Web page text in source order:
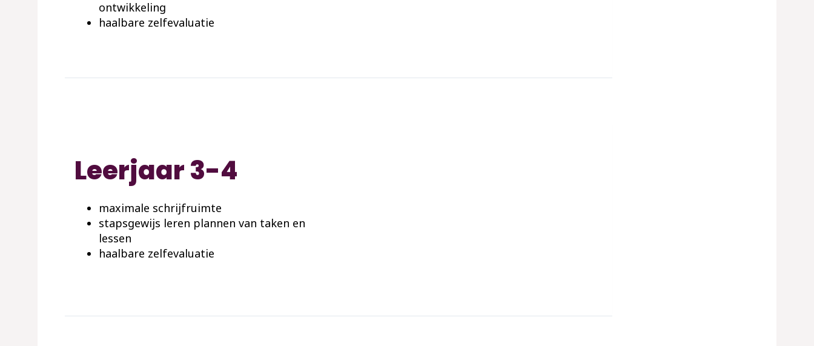
ontwikkeling
haalbare zelfevaluatie
Leerjaar 3-4
maximale schrijfruimte
stapsgewijs leren plannen van taken en
lessen
haalbare zelfevaluatie